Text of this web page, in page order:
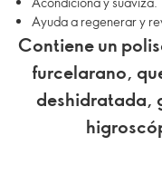
Ayuda a regenerar y
Contiene un
furcelarano,
deshidratada,